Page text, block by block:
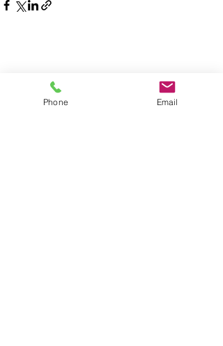
Phone Email